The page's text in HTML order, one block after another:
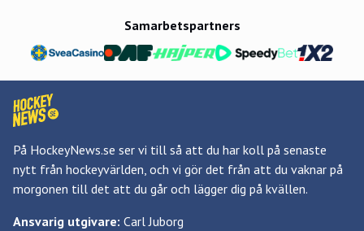
Samarbetspartners
På HockeyNews.se ser vi till så att du har koll på senaste
nytt från hockeyvärlden, och vi gör det från att du vaknar på
morgonen till det att du går och lägger dig på kvällen.
Ansvarig utgivare: Carl Juborg